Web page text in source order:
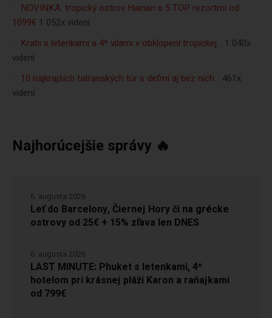
NOVINKA: tropický ostrov Hainan s 5 TOP rezortmi od
1099€ 1 052x videní
Krabi s letenkami a 4* vilami v obklopení tropickej… 1 040x
videní
10 najkrajších tatranských túr s deťmi aj bez nich… 461x
videní
Najhorúcejšie správy 🔥
Leť do Barcelony, Čiernej Hory či na grécke
ostrovy od 25€ + 15% zľava len DNES
6. augusta 2026
LAST MINUTE: Phuket s letenkami, 4*
hotelom pri krásnej pláži Karon a raňajkami
od 799€
6. augusta 2026